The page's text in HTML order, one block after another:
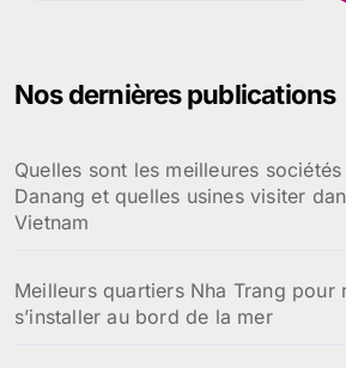
r
e
r
Nos dernières publications
Quelles sont les meilleures
Danang et quelles usines visiter
Vietnam
Meilleurs quartiers Nha Trang pour
s’installer au bord de la mer